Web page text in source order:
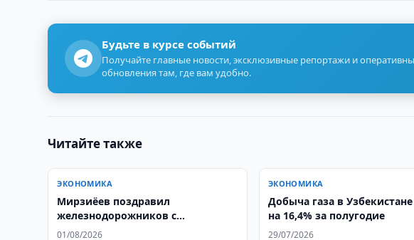
Будьте в курсе событий
Получайте главные новости, эксклюзивные репортажи и
обновления там, где вам удобно.
Читайте также
ЭКОНОМИКА
Мирзиёев поздравил
железнодорожников с
профессиональным праздником
01/08/2026
ЭКОНОМИКА
Добыча газа в
на 16,4% за полугодие
29/07/2026